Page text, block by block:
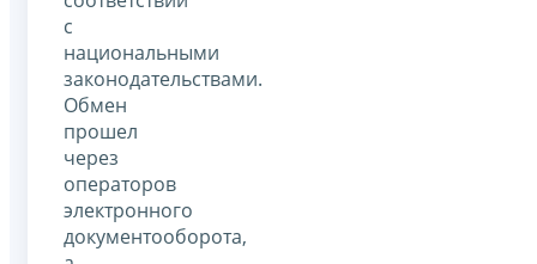
с
национальными
законодательствами.
Обмен
прошел
через
операторов
электронного
документооборота,